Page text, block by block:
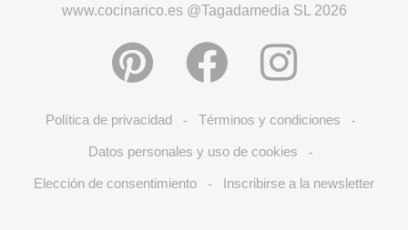
www.cocinarico.es @Tagadamedia SL 2026
Política de privacidad - Términos y condiciones -
Datos personales y uso de cookies -
Elección de consentimiento - Inscribirse a la newsletter